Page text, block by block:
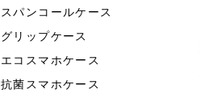
スパンコールケース
グリップケース
エコスマホケース
抗菌スマホケース